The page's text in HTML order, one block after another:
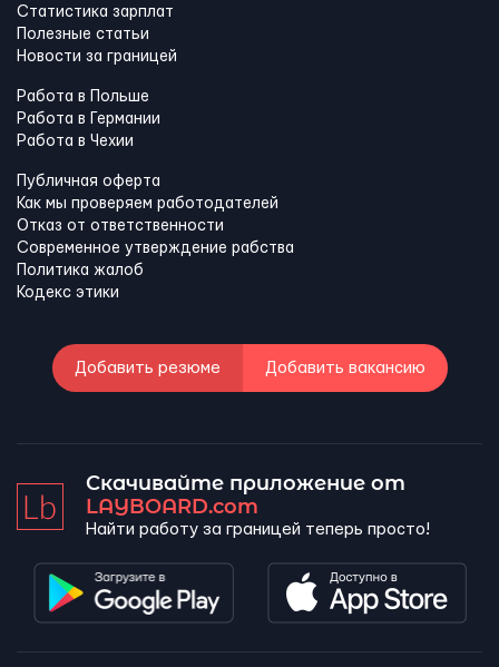
Статистика зарплат
Полезные статьи
Новости за границей
Работа в Польше
Работа в Германии
Работа в Чехии
Публичная оферта
Как мы проверяем работодателей
Отказ от ответственности
Современное утверждение рабства
Политика жалоб
Кодекс этики
Добавить резюме Добавить вакансию
Скачивайте приложение от
LAYBOARD.com
Найти работу за границей теперь просто!